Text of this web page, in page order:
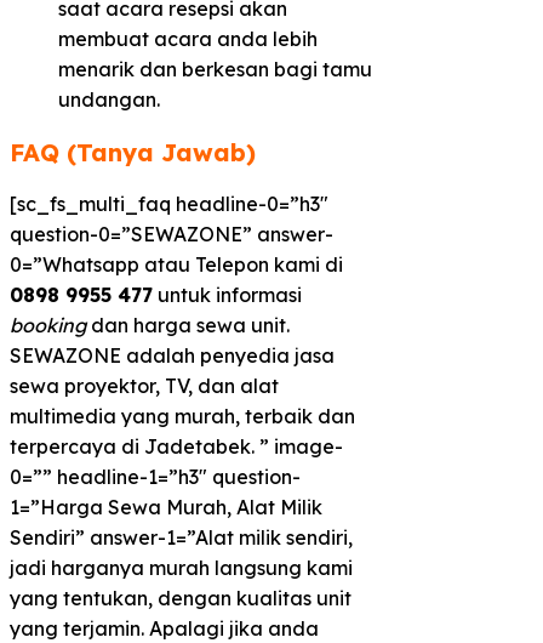
saat acara resepsi akan
membuat acara anda lebih
menarik dan berkesan bagi tamu
undangan.
FAQ (Tanya Jawab)
[sc_fs_multi_faq headline-0=”h3″
question-0=”SEWAZONE” answer-
0=”Whatsapp atau Telepon kami di
0898 9955 477 untuk informasi
bookingdan harga sewa unit.
SEWAZONE adalah penyedia jasa
sewa proyektor, TV, dan alat
multimedia yang murah, terbaik dan
terpercaya di Jadetabek. ” image-
0=”” headline-1=”h3″ question-
1=”Harga Sewa Murah, Alat Milik
Sendiri” answer-1=”Alat milik sendiri,
jadi harganya murah langsung kami
yang tentukan, dengan kualitas unit
yang terjamin. Apalagi jika anda